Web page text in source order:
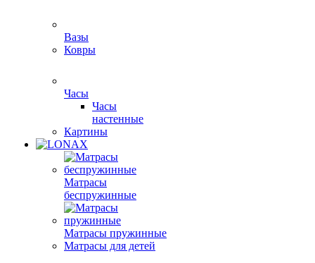
Вазы
Ковры
Часы
Часы
настенные
Картины
Матрасы
беспружинные
Матрасы пружинные
Матрасы для детей